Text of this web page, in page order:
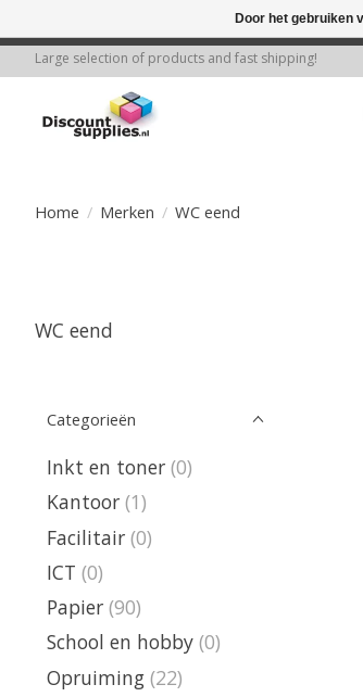
Large selection of products and fast shipping!
Home / Merken / WC eend
WC eend
Categorieën
Inkt en toner (0)
Kantoor (1)
Facilitair (0)
ICT (0)
Papier (90)
School en hobby (0)
Opruiming (22)
Door het gebruiken
← Keer terug naar